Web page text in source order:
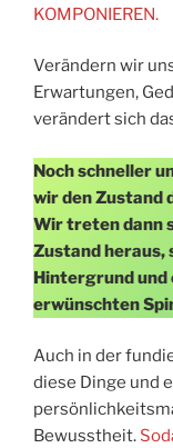
KOMPONIEREN.
Verändern wir
Erwartungen,
verändert sich
Noch schneller
wir den Zustand
Wir treten dann
Zustand heraus,
Hintergrund und
erwünschten
Auch in der
diese Dinge und
Bewusstheit.